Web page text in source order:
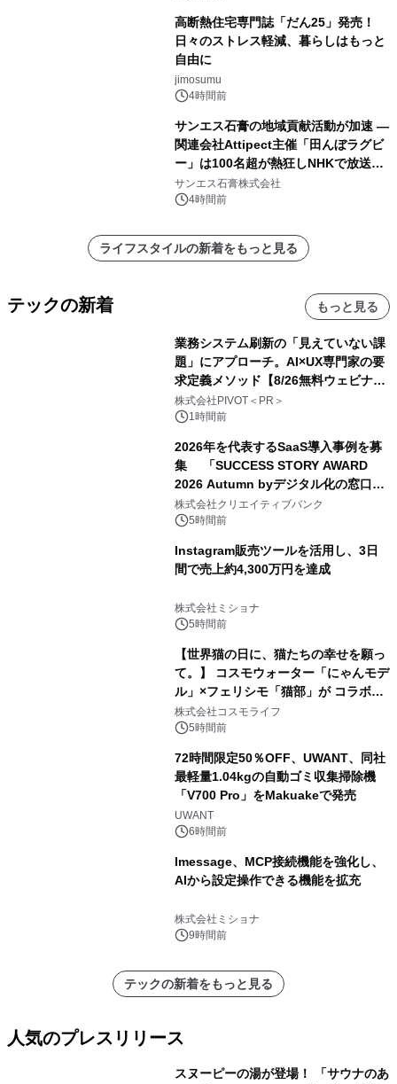
高断熱住宅専門誌「だん25」発売！
日々のストレス軽減、暮らしはもっと
自由に
jimosumu
4時間前
サンエス石膏の地域貢献活動が加速 ―
関連会社Attipect主催「田んぼラグビ
ー」は100名超が熱狂しNHKで放送さ
れました。
サンエス石膏株式会社
4時間前
ライフスタイルの新着をもっと見る
テックの新着 もっと見る
業務システム刷新の「見えていない課
題」にアプローチ。AI×UX専門家の要
求定義メソッド【8/26無料ウェビナ
ー】株式会社PIVOT
株式会社PIVOT＜PR＞
1時間前
2026年を代表するSaaS導入事例を募
集 「SUCCESS STORY AWARD
2026 Autumn byデジタル化の窓口」
開催
株式会社クリエイティブバンク
5時間前
Instagram販売ツールを活用し、3日
間で売上約4,300万円を達成
株式会社ミショナ
5時間前
【世界猫の日に、猫たちの幸せを願っ
て。】 コスモウォーター「にゃんモデ
ル」×フェリシモ「猫部」が コラボキ
ャンペーンを実施
株式会社コスモライフ
5時間前
72時間限定50％OFF、UWANT、同社
最軽量1.04kgの自動ゴミ収集掃除機
「V700 Pro」をMakuakeで発売
UWANT
6時間前
lmessage、MCP接続機能を強化し、
AIから設定操作できる機能を拡充
株式会社ミショナ
9時間前
テックの新着をもっと見る
人気のプレスリリース
スヌーピーの湯が登場！ 「サウナのあ